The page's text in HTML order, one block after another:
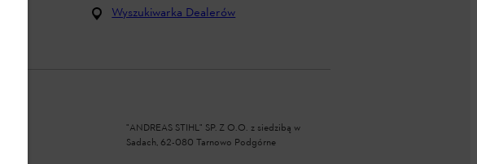
Wyszukiwarka Dealerów
"ANDREAS STIHL" SP. Z O.O. z siedzibą w
Sadach, 62-080 Tarnowo Podgórne